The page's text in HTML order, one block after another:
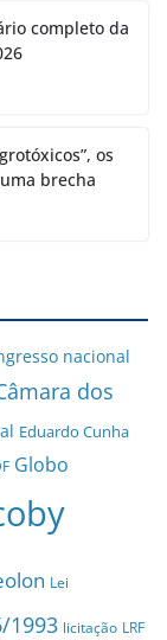
completo da
os
brecha
nacional
dos
Eduardo Cunha
Globo
Lei
1993 licitação LRF